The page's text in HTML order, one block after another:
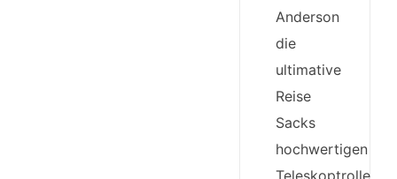
Anderson
die
ultimative
Reise
Sacks
hochwertigen